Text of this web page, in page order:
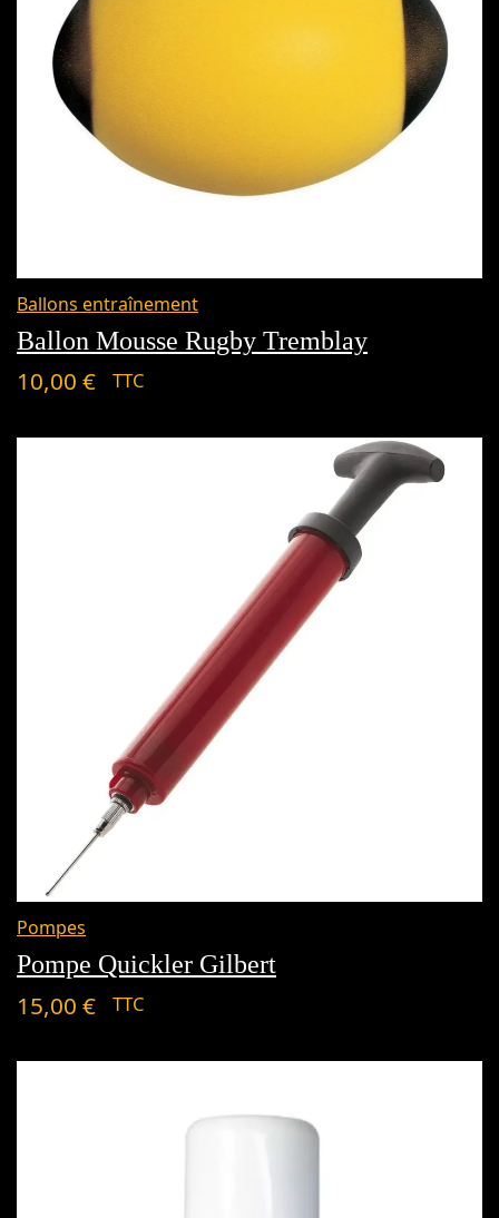
Ballons entraînement
Ballon Mousse Rugby Tremblay
10,00 € TTC
Pompes
Pompe Quickler Gilbert
15,00 € TTC